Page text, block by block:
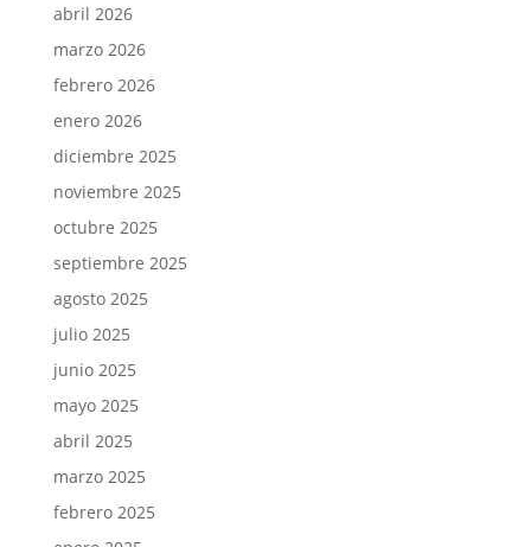
abril 2026
marzo 2026
febrero 2026
enero 2026
diciembre 2025
noviembre 2025
octubre 2025
septiembre 2025
agosto 2025
julio 2025
junio 2025
mayo 2025
abril 2025
marzo 2025
febrero 2025